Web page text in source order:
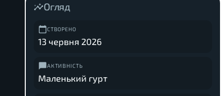
Огляд
СТВОРЕНО
13 червня 2026
АКТИВНІСТЬ
Маленький гурт